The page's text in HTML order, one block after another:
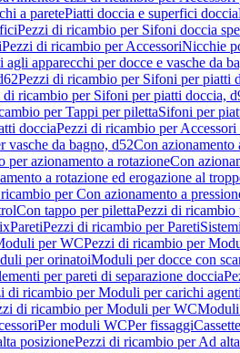
a paretePiatti doccia e superfici doccia
Pezzi di ricambio per Sifoni doccia
Pezzi di ricambio per AccessoriNicchie
agli apparecchi per docce e vasche da
Pezzi di ricambio per Sifoni per piatti
di ricambio per Sifoni per piatti doccia,
per Tappi per pilettaSifoni per
docciaPezzi di ricambio per
vasche da bagno, d52Con azionamento
per azionamento a rotazioneCon
a rotazione ed erogazione al
per Con azionamento a
Con tappo per pilettaPezzi di ricambio
ParetiPezzi di ricambio per Pareti
per WCPezzi di ricambio per
per orinatoiModuli per docce con
per pareti di separazione doccia
di ricambio per Moduli per carichi
di ricambio per Moduli per WCModuli
Per moduli WCPer fissaggi
posizionePezzi di ricambio per Ad